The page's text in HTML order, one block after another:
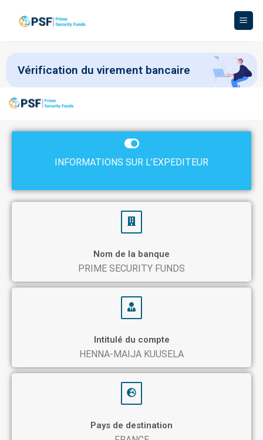
Vérification du virement bancaire
INFORMATIONS SUR L'EXPEDITEUR
Nom de la banque
PRIME SECURITY FUNDS
Intitulé du compte
HENNA-MAIJA KUUSELA
Pays de destination